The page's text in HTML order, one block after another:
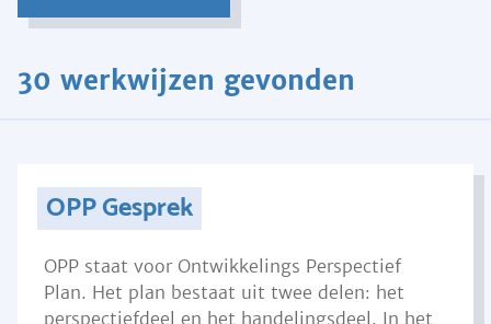
30 werkwijzen gevonden
OPP Gesprek
OPP staat voor Ontwikkelings Perspectief
Plan. Het plan bestaat uit twee delen: het
perspectiefdeel en het handelingsdeel. In het